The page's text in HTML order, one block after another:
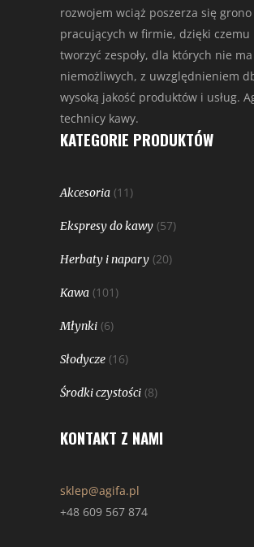
rozwojem wciąż poszerza się grono
pracujących w firmie, dzięki czemu
tworzyć zespoły, dla których nie
niemożliwych, z uwzględnieniem
wysoką jakość produktów i usług.
technicy kawy.
KATEGORIE PRODUKTÓW
Akcesoria (11)
Ekspresy do kawy (57)
Herbaty i napary (20)
Kawa (101)
Młynki (6)
Słodycze (16)
Środki czystości (8)
KONTAKT Z NAMI
sklep@agifa.pl
+48 609 567 874